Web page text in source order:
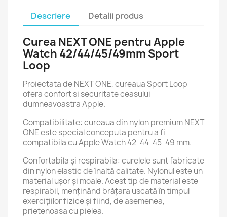
Descriere Detalii produs
Curea NEXT ONE pentru Apple
Watch 42/44/45/49mm Sport
Loop
Proiectata de NEXT ONE, cureaua Sport Loop
ofera confort si securitate ceasului
dumneavoastra Apple.
Compatibilitate: cureaua din nylon premium NEXT
ONE este special conceputa pentru a fi
compatibila cu Apple Watch 42-44-45-49 mm.
Confortabila și respirabila: curelele sunt fabricate
din nylon elastic de înaltă calitate. Nylonul este un
material ușor și moale. Acest tip de material este
respirabil, menținând brățara uscată în timpul
exercițiilor fizice și fiind, de asemenea,
prietenoasa cu pielea.